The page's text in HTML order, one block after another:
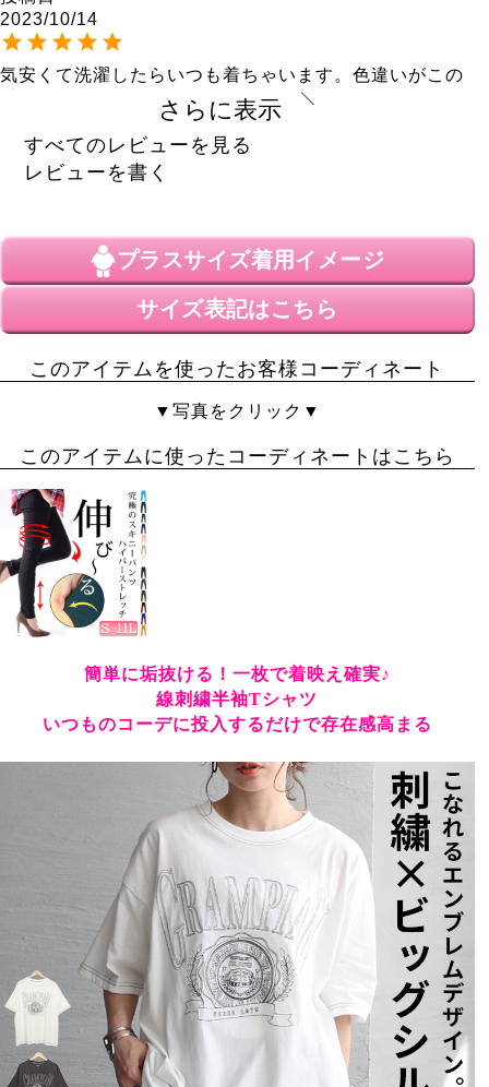
2023/10/14
気安くて洗濯したらいつも着ちゃいます。色違いがこの
季節欲しくなります。
みおん
購入者
非公開
ロゴの刺繍が高見えするＴシャツです。普段トップスは
LLを着用していますが、LL-3Lスミクロを購入。サイズ
は大きめで、袖幅も広く二の腕が全然気になりません。
入っています。
る位置にあって、ハイウエストなパンツとも相性がいい
さらに表示
すべてのレビューを見る
レビューを書く
プラスサイズ着用イメージ
サイズ表記はこちら
このアイテムを使ったお客様コーディネート
▼写真をクリック▼
このアイテムに使ったコーディネートはこちら
簡単に垢抜ける！一枚で着映え確実♪
線刺繍半袖Tシャツ
いつものコーデに投入するだけで存在感高まる